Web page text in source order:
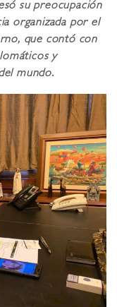
su preocupación
organizada por el
que contó con
y
mundo.